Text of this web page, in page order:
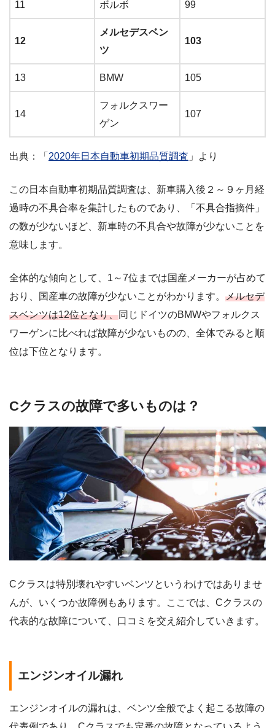
11 ボルボ 99
12
メルセデスベン
ツ
103
13 BMW 105
14
フォルクスワー
ゲン
107
出典：「 2020年日本自動車初期品質調査 」より
この日本自動車初期品質調査は、新車購入後２～９ヶ月経
過時の不具合率を集計したものであり、「不具合指摘件」
の数が少ないほど、新車時の不具合や故障が少ないことを
意味します。
全体的な傾向として、1～7位までは国産メーカーが占めて
おり、国産車の故障が少ないことがわかります。 メルセデ
スベンツは12位となり、同じドイツのBMWやフォルクス
ワーゲンに比べれば故障が少ないものの、全体でみると順
位は下位となります。
Cクラスの故障で多いものは？
Cクラスは特別壊れやすいベンツというわけではありませ
んが、いくつか故障例もあります。ここでは、Cクラスの
代表的な故障について、口コミを交え紹介していきます。
エンジンオイル漏れ
エンジンオイルの漏れは、ベンツ全般でよく起こる故障の